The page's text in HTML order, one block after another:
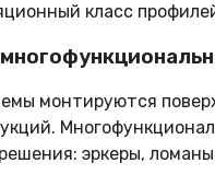
класс
монтируются
эркеры,